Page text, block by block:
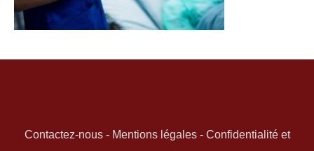
Contactez-nous- Mentions légales- Confidentialité et